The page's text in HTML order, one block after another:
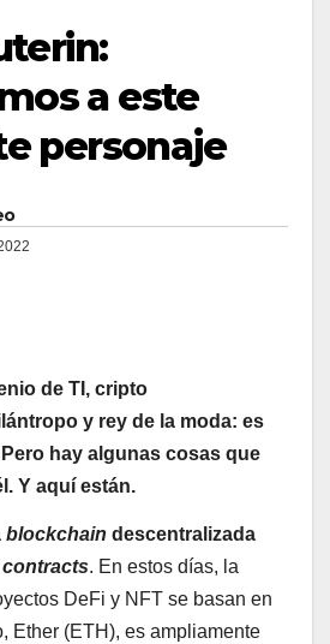
a este
personaje
de TI, cripto
y rey ​​de la moda: es
hay algunas cosas que
Y aquí están.
blockchain descentralizada
. En estos días, la
DeFi y NFT se basan en
Ether (ETH), es ampliamente